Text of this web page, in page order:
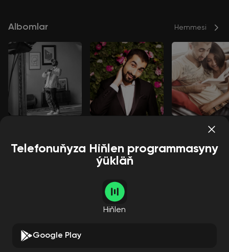
Albomlar Hemmesi
Хочу сказать
Telefonuňyza Hiňlen programmasyny
ýükläň
Hiňlen
Google Play